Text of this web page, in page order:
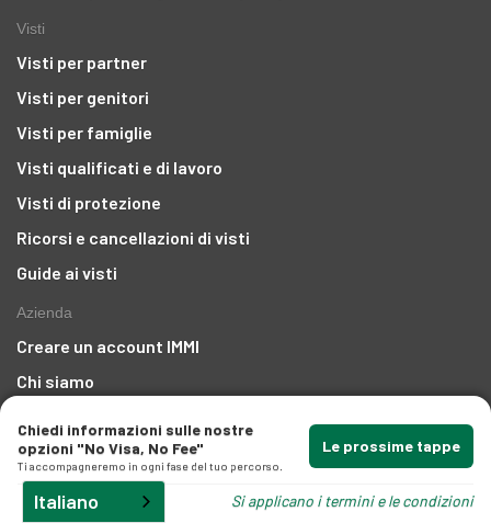
Visti
Visti per partner
Visti per genitori
Visti per famiglie
Visti qualificati e di lavoro
Visti di protezione
Ricorsi e cancellazioni di visti
Guide ai visti
Azienda
Creare un account IMMI
Chi siamo
Aree in cui operiamo
Notizie e aggiornamenti
Chiedi informazioni sulle nostre
opzioni "No Visa, No Fee"
Ti accompagneremo in ogni fase del tuo percorso.
Le prossime tappe
Si applicano i termini e le condizioni
Italiano